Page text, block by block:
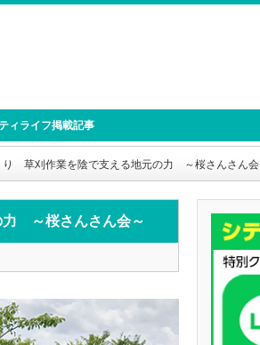
ィライフ掲載記事
り 草刈作業を陰で支える地元の力 ～桜さんさん会
力 ～桜さんさん会～